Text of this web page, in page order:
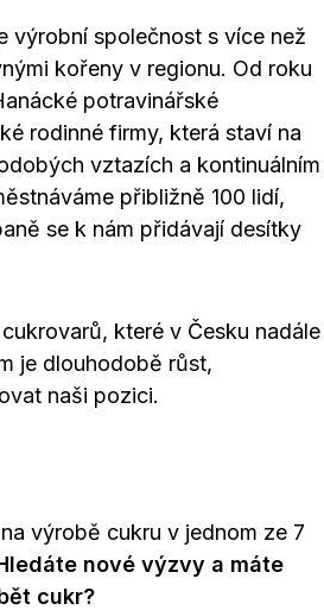
výrobní společnost s více než
kořeny v regionu. Od roku
potravinářské
rodinné firmy, která staví na
vztazích a kontinuálním
přibližně 100 lidí,
se k nám přidávají desítky
které v Česku nadále
je dlouhodobě růst,
naši pozici.
výrobě cukru v jednom ze 7
nové výzvy a máte
cukr?